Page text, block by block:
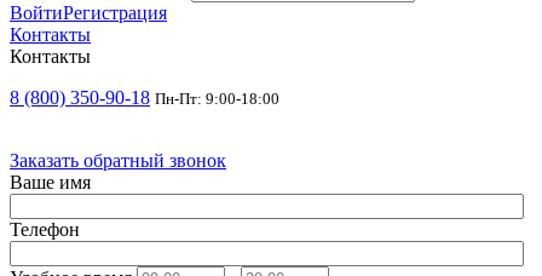
ВойтиРегистрация
Контакты
Контакты
8 (800) 350-90-18 Пн-Пт: 9:00-18:00
Заказать обратный звонок
Ваше имя
Телефон